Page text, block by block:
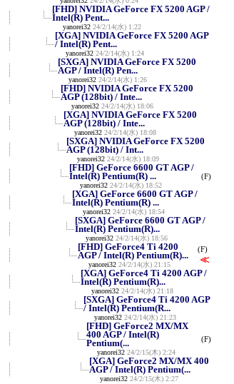
[FHD] NVIDIA GeForce FX 5200 AGP /
Intel(R) Pent...
yanorei32 24/2/14(水) 1:22
[XGA] NVIDIA GeForce FX 5200 AGP
/ Intel(R) Pent...
yanorei32 24/2/14(水) 1:24
[SXGA] NVIDIA GeForce FX 5200
AGP / Intel(R) Pen...
yanorei32 24/2/14(水) 1:26
[FHD] NVIDIA GeForce FX 5200
AGP (128bit) / Inte...
yanorei32 24/2/14(水) 18:06
[XGA] NVIDIA GeForce FX 5200
AGP (128bit) / Inte...
yanorei32 24/2/14(水) 18:08
[SXGA] NVIDIA GeForce FX 5200
AGP (128bit) / Int...
yanorei32 24/2/14(水) 18:09
[FHD] GeForce 6600 GT AGP /
Intel(R) Pentium(R) ...
yanorei32 24/2/14(水) 18:52
(F)
[XGA] GeForce 6600 GT AGP /
Intel(R) Pentium(R) ...
yanorei32 24/2/14(水) 18:54
[SXGA] GeForce 6600 GT AGP /
Intel(R) Pentium(R)...
yanorei32 24/2/14(水) 18:56
[FHD] GeForce4 Ti 4200
AGP / Intel(R) Pentium(R)...
yanorei32 24/2/14(水) 21:15
(F)
≪
[XGA] GeForce4 Ti 4200 AGP /
Intel(R) Pentium(R)...
yanorei32 24/2/14(水) 21:18
[SXGA] GeForce4 Ti 4200 AGP
/ Intel(R) Pentium(R...
yanorei32 24/2/14(水) 21:23
[FHD] GeForce2 MX/MX
400 AGP / Intel(R)
Pentium(...
yanorei32 24/2/15(木) 2:24
(F)
[XGA] GeForce2 MX/MX 400
AGP / Intel(R) Pentium(...
yanorei32 24/2/15(木) 2:27